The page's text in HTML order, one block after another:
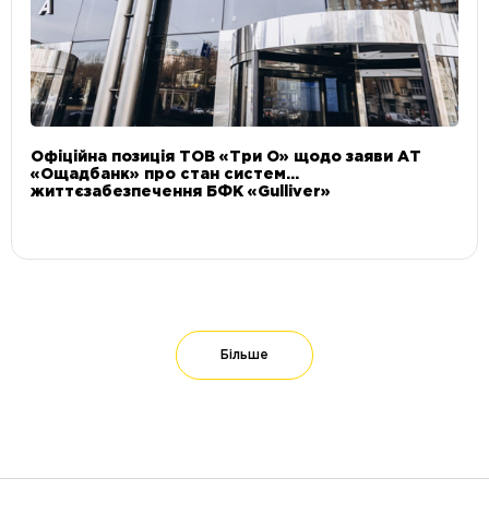
Офіційна позиція ТОВ «Три О» щодо заяви АТ
«Ощадбанк» про стан систем
життєзабезпечення БФК «Gulliver»
Більше